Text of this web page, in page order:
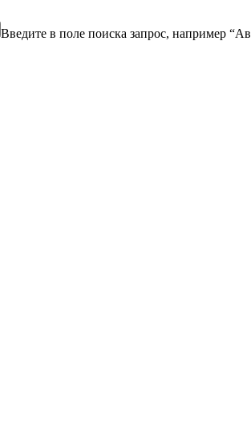
Введите в поле поиска запрос, например